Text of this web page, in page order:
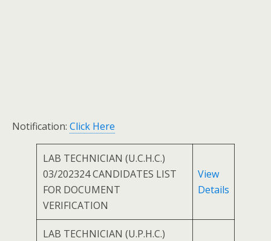
Notification: Click Here
LAB TECHNICIAN (U.C.H.C.)
03/202324 CANDIDATES LIST
FOR DOCUMENT
VERIFICATION
View
Details
LAB TECHNICIAN (U.P.H.C.)